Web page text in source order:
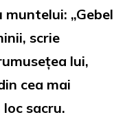
„Gebel
scrie
lui,
cea mai
sacru.